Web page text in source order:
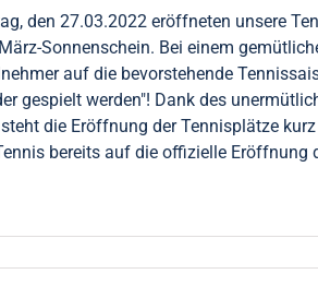
den 27.03.2022 eröffneten unsere
Sonnenschein. Bei einem
auf die bevorstehende
gespielt werden"! Dank des
die Eröffnung der Tennisplätze
bereits auf die offizielle Eröffnung